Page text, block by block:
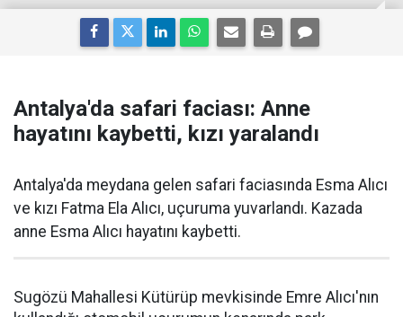
Antalya'da safari faciası: Anne
hayatını kaybetti, kızı yaralandı
Antalya'da meydana gelen safari faciasında Esma Alıcı
ve kızı Fatma Ela Alıcı, uçuruma yuvarlandı. Kazada
anne Esma Alıcı hayatını kaybetti.
Sugözü Mahallesi Kütürüp mevkisinde Emre Alıcı'nın